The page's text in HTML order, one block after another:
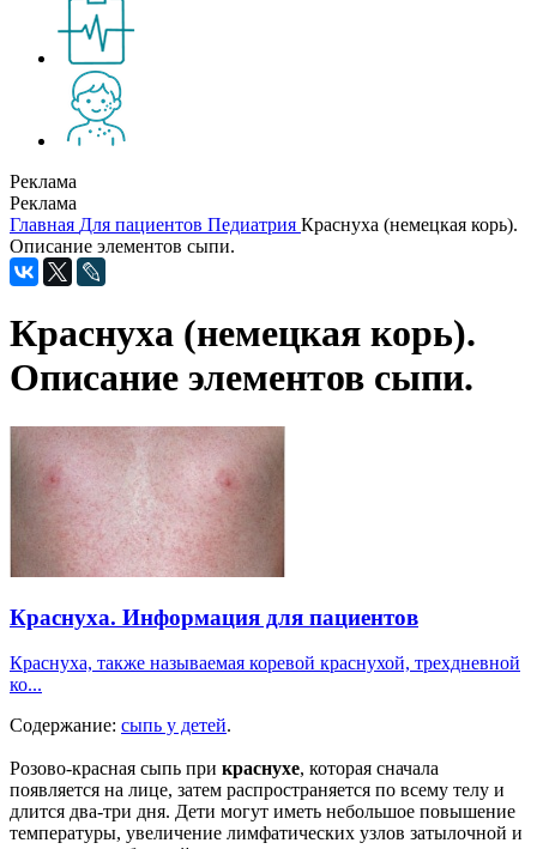
Реклама
Реклама
Главная Для пациентов Педиатрия Краснуха (немецкая корь).
Описание элементов сыпи.
Краснуха (немецкая корь).
Описание элементов сыпи.
Краснуха. Информация для пациентов
Краснуха, также называемая коревой краснухой, трехдневной
ко...
Содержание: сыпь у детей.
Розово-красная сыпь при краснухе, которая сначала
появляется на лице, затем распространяется по всему телу и
длится два-три дня. Дети могут иметь небольшое повышение
температуры, увеличение лимфатических узлов затылочной и